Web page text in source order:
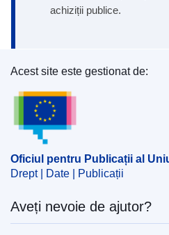
achiziții publice.
Oficiul pentru Publicații al
Acest site este gestionat de:
Oficiul pentru Publicații al
Drept | Date | Publicații
Aveți nevoie de ajutor?